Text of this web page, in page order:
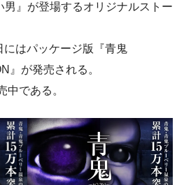
男』が登場するオリジナルストー
はパッケージ版『青鬼
』が発売される。
中である。